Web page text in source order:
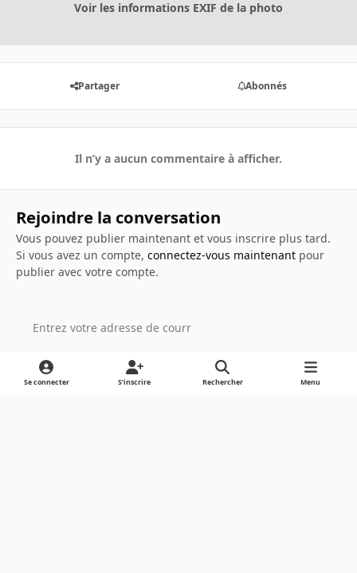
Voir les informations EXIF de la photo
Partager Abonnés
Il n’y a aucun commentaire à afficher.
Rejoindre la conversation
Vous pouvez publier maintenant et vous inscrire plus tard.
Si vous avez un compte, connectez-vous maintenantpour
publier avec votre compte.
Ajouter un commentaire…
Se connecter S’inscrire Rechercher Menu